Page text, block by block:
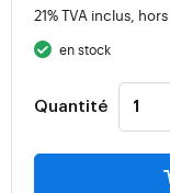
21% TVA inclus, hors
en stock
Quantité